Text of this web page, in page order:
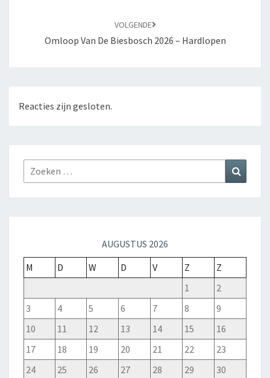
VOLGENDE
Omloop Van De Biesbosch 2026 – Hardlopen
Reacties zijn gesloten.
AUGUSTUS 2026
M
D W D V Z
Z
1
2
3
4 5 6 7 8
9
10
11 12 13 14 15
16
17
18 19 20 21 22
23
24
25 26 27 28 29 30